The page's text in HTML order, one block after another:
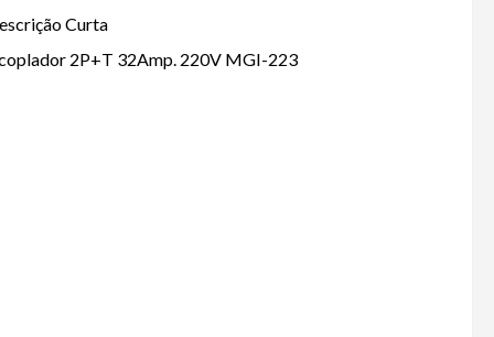
Curta
2P+T 32Amp. 220V MGI-223